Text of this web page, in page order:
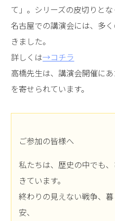
て」。シリーズの皮切りと
名古屋での講演会には、多
きました。
詳しくは→コチラ
高橋先生は、講演会開催に
を寄せられています。
ご参加の皆様へ
私たちは、歴史の中でも
きています。
終わりの見えない戦争、
安、